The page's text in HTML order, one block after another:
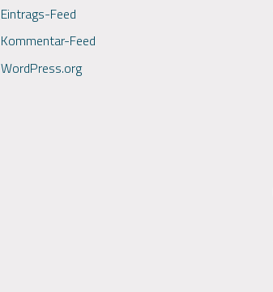
Eintrags-Feed
Kommentar-Feed
WordPress.org